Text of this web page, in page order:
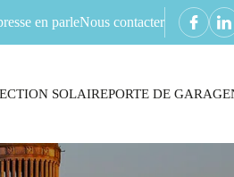
en parleNous contacter
SOLAIREPORTE DE GARAGE